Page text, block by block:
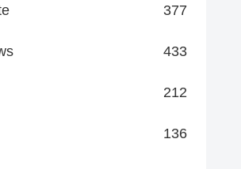
377
433
212
136